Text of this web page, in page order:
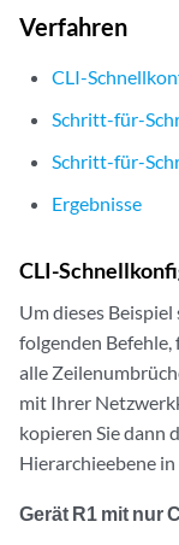
Verfahren
CLI-
Schritt-für-
Schritt-für-
Ergebnisse
CLI-
Um dieses
folgenden Befehle,
alle
mit Ihrer
kopieren Sie dann
Hierarchieebene in
Gerät R1 mit nur